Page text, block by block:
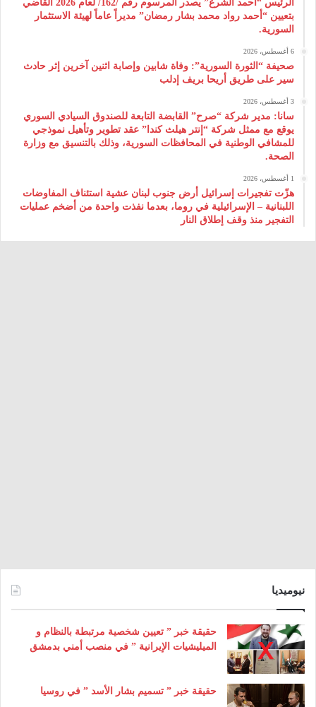
الرئيس “أحمد الشرع” يصدر المرسوم رقم /162/ لعام 2026 ‌القاضي
بتعيين “أحمد رواد محمد بشار رمضان” مديراً عاماً لهيئة ‌الاستثمار
السورية.
6 أغسطس، 2026
صحيفة “الثورة السورية”: وفاة شابين وإصابة اثنين آخرين إثر حادث
سير على طريق أريحا بريف إدلب
3 أغسطس، 2026
سانا: مدير شركة “صرح” القابضة التابعة للصندوق السيادي السوري
يوقع مع ممثل شركة “إنتر هيلث كندا” عقد تطوير وتأهيل نموذجي
للمشافي الوطنية في المحافظات السورية، وذلك بالتنسيق مع وزارة
الصحة.
1 أغسطس، 2026
هزّت تفجيرات إسرائيل أرض جنوب لبنان عشية استئناف المفاوضات
اللبنانية – الإسرائيلية في روما، بعدما نفذت واحدة من أضخم عمليات
التفجير منذ وقف إطلاق النار
نيوميديا
حقيقة خبر ” تعيين شخصية مرتبطة بالنظام و
الميليشيات الإيرانية ” في منصب أمني بدمشق
حقيقة خبر ” تسميم بشار الأسد ” في روسيا